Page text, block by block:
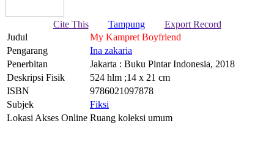
Cite This Tampung
Export Record
Judul
My Kampret Boyfriend
Pengarang
Ina zakaria
Penerbitan
Jakarta : Buku Pintar Indonesia, 2018
Deskripsi Fisik
524 hlm ;14 x 21 cm
ISBN
9786021097878
Subjek
Fiksi
Lokasi Akses Online Ruang koleksi umum